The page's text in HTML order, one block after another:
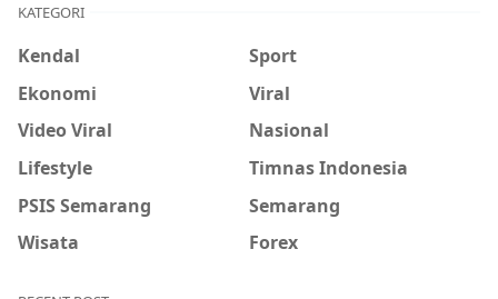
KATEGORI
Kendal
Sport
Ekonomi
Viral
Video Viral
Nasional
Lifestyle
Timnas Indonesia
PSIS Semarang
Semarang
Wisata
Forex